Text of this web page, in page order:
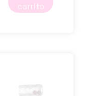
carrito